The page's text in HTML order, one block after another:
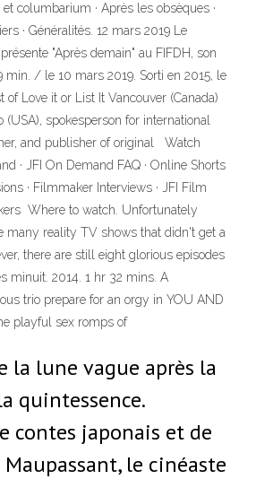
columbarium · Après les obsèques ·
· Généralités. 12 mars 2019 Le
"Après demain" au FIFDH, son
/ le 10 mars 2019. Sorti en 2015, le
Love it or List It Vancouver (Canada)
(USA), spokesperson for international
and publisher of original Watch
· JFI On Demand FAQ · Online Shorts
· Filmmaker Interviews · JFI Film
Where to watch. Unfortunately
many reality TV shows that didn't get a
there are still eight glorious episodes
minuit. 2014. 1 hr 32 mins. A
trio prepare for an orgy in YOU AND
playful sex romps of
la lune vague après la
quintessence.
contes japonais et de
le cinéaste